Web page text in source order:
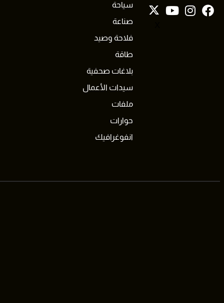
سياحة
صناعة
فلاحة وصيد
طاقة
بلاغات صحفية
سيدات الأعمال
ملفات
حوارات
انفوغرافيك